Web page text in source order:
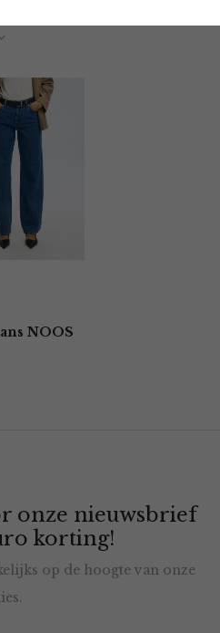
NOOS
onze nieuwsbrief
korting!
op de hoogte van onze